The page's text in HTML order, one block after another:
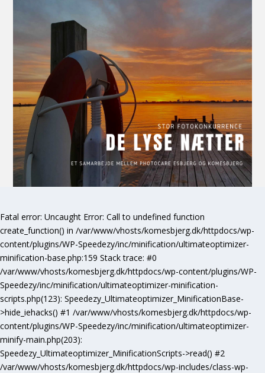
Fatal error: Uncaught Error: Call to undefined function
create_function() in /var/www/vhosts/komesbjerg.dk/httpdocs/wp-
content/plugins/WP-Speedezy/inc/minification/ultimateoptimizer-
minification-base.php:159 Stack trace: #0
/var/www/vhosts/komesbjerg.dk/httpdocs/wp-content/plugins/WP-
Speedezy/inc/minification/ultimateoptimizer-minification-
scripts.php(123): Speedezy_Ultimateoptimizer_MinificationBase-
>hide_iehacks() #1 /var/www/vhosts/komesbjerg.dk/httpdocs/wp-
content/plugins/WP-Speedezy/inc/minification/ultimateoptimizer-
minify-main.php(203):
Speedezy_Ultimateoptimizer_MinificationScripts->read() #2
/var/www/vhosts/komesbjerg.dk/httpdocs/wp-includes/class-wp-